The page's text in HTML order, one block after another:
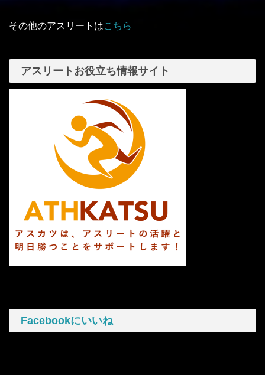
その他のアスリートはこちら
アスリートお役立ち情報サイト
Facebookにいいね